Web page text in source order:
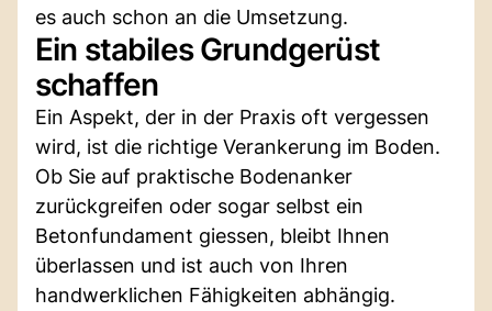
es auch schon an die Umsetzung.
Ein stabiles Grundgerüst
schaffen
Ein Aspekt, der in der Praxis oft vergessen
wird, ist die richtige Verankerung im Boden.
Ob Sie auf praktische Bodenanker
zurückgreifen oder sogar selbst ein
Betonfundament giessen, bleibt Ihnen
überlassen und ist auch von Ihren
handwerklichen Fähigkeiten abhängig.